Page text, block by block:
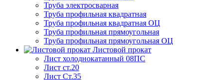
Труба электросварная
Труба профильная квадратная
Труба профильная квадратная ОЦ
Труба профильная прямоугольная
Труба профильная прямоугольная ОЦ
Листовой прокат
Лист холоднокатанный 08ПС
Лист ст.20
Лист Ст.35